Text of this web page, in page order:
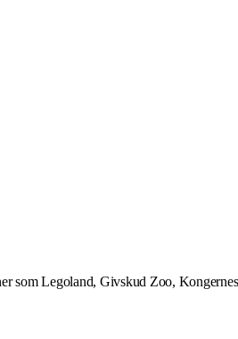
som Legoland, Givskud Zoo,